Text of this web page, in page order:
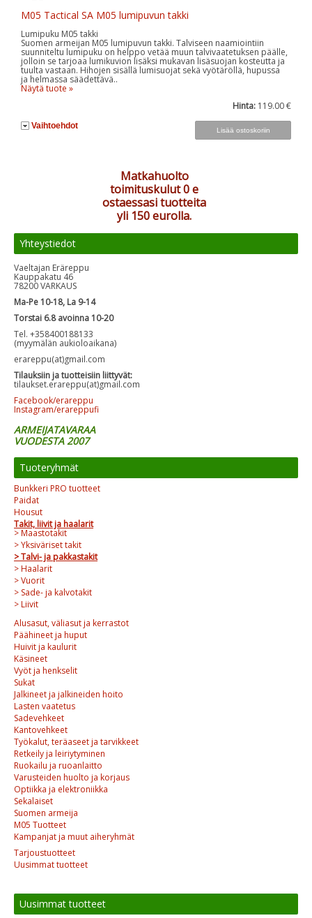
M05 Tactical SA M05 lumipuvun takki
Lumipuku M05 takki
Suomen armeijan M05 lumipuvun takki. Talviseen naamiointiin
suunniteltu lumipuku on helppo vetää muun talvivaatetuksen päälle,
jolloin se tarjoaa lumikuvion lisäksi mukavan lisäsuojan kosteutta ja
tuulta vastaan. Hihojen sisällä lumisuojat sekä vyötäröllä, hupussa
ja helmassa säädettävä..
Näytä tuote »
Hinta: 119.00 €
Vaihtoehdot
Matkahuolto
toimituskulut 0 e
ostaessasi tuotteita
yli 150 eurolla.
Yhteystiedot
Vaeltajan Eräreppu
Kauppakatu 46
78200 VARKAUS
Ma-Pe 10-18, La 9-14
Torstai 6.8 avoinna 10-20
Tel. +358400188133
(myymälän aukioloaikana)
erareppu(at)gmail.com
Tilauksiin ja tuotteisiin liittyvät:
tilaukset.erareppu(at)gmail.com
Facebook/erareppu
Instagram/erareppufi
ARMEIJATAVARAA
VUODESTA 2007
Tuoteryhmät
Bunkkeri PRO tuotteet
Paidat
Housut
Takit, liivit ja haalarit
> Maastotakit
> Yksiväriset takit
> Talvi- ja pakkastakit
> Haalarit
> Vuorit
> Sade- ja kalvotakit
> Liivit
Alusasut, väliasut ja kerrastot
Päähineet ja huput
Huivit ja kaulurit
Käsineet
Vyöt ja henkselit
Sukat
Jalkineet ja jalkineiden hoito
Lasten vaatetus
Sadevehkeet
Kantovehkeet
Työkalut, teräaseet ja tarvikkeet
Retkeily ja leiriytyminen
Ruokailu ja ruoanlaitto
Varusteiden huolto ja korjaus
Optiikka ja elektroniikka
Sekalaiset
Suomen armeija
M05 Tuotteet
Kampanjat ja muut aiheryhmät
Tarjoustuotteet
Uusimmat tuotteet
Uusimmat tuotteet